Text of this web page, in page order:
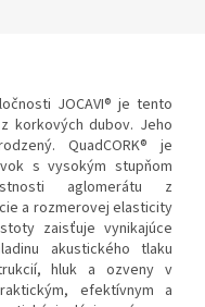
JOCAVI® je tento
korkových dubov. Jeho
QuadCORK® je
s vysokým stupňom
aglomerátu z
a rozmerovej elasticity
zaisťuje vynikajúce
akustického tlaku
hluk a ozveny v
efektívnym a